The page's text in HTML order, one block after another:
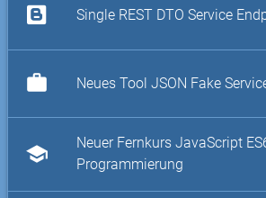
Single REST DTO Service
work Neues Tool JSON Fake
school
Neuer Fernkurs JavaScript
Programmierung